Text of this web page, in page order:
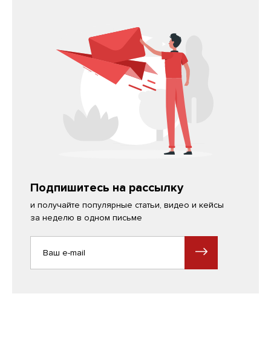
Подпишитесь на рассылку
и получайте популярные статьи, видео и кейсы
за неделю в одном письме